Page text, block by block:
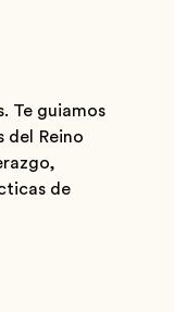
Te guiamos
del Reino
de